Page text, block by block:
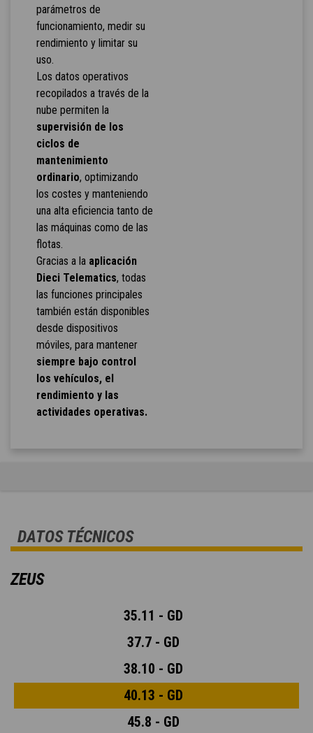
parámetros de
funcionamiento, medir su
rendimiento y limitar su
uso.
Los datos operativos
recopilados a través de la
nube permiten la
supervisión de los
ciclos de
mantenimiento
ordinario, optimizando
los costes y manteniendo
una alta eficiencia tanto de
las máquinas como de las
flotas.
Gracias a la aplicación
Dieci Telematics, todas
las funciones principales
también están disponibles
desde dispositivos
móviles, para mantener
siempre bajo control
los vehículos, el
rendimiento y las
actividades operativas.
DATOS TÉCNICOS
ZEUS
35.11 - GD
37.7 - GD
38.10 - GD
40.13 - GD
45.8 - GD